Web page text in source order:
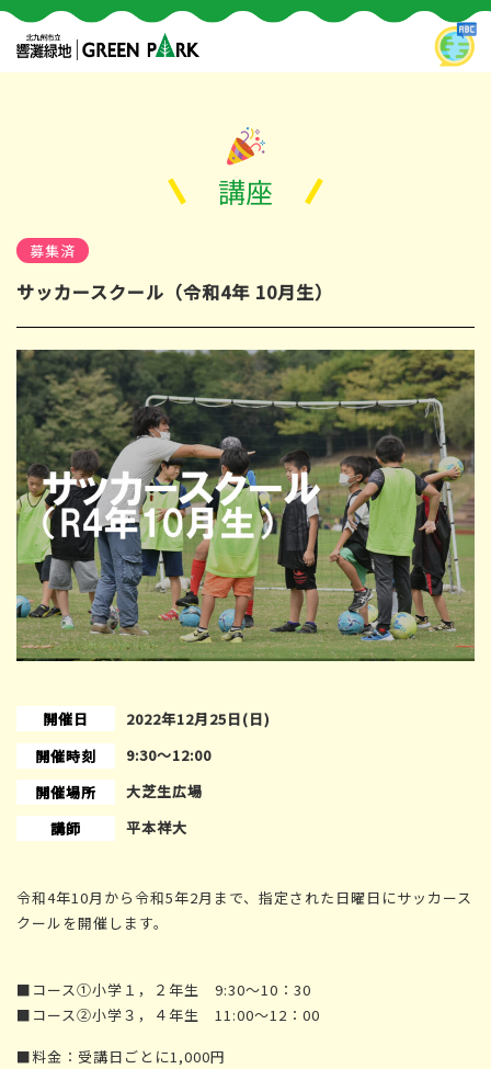
講座
募集済
サッカースクール（令和4年 10月生）
開催日
2022年12月25日(日)
開催時刻
9:30〜12:00
開催場所
大芝生広場
講師
平本祥大
令和4年10月から令和5年2月まで、指定された日曜日にサッカース
クールを開催します。
■コース①小学１，２年生 9:30～10：30
■コース②小学３，４年生 11:00～12：00
■料金：受講日ごとに1,000円